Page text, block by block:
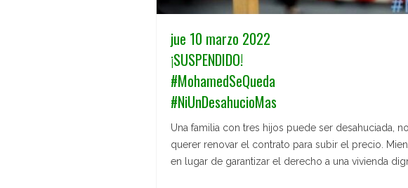
jue 10 marzo 2022
¡SUSPENDIDO!
#MohamedSeQueda
#NiUnDesahucioMas
Una familia con tres hijos puede ser desahuciada,
querer renovar el contrato para subir el precio.
en lugar de garantizar el derecho a una vivienda